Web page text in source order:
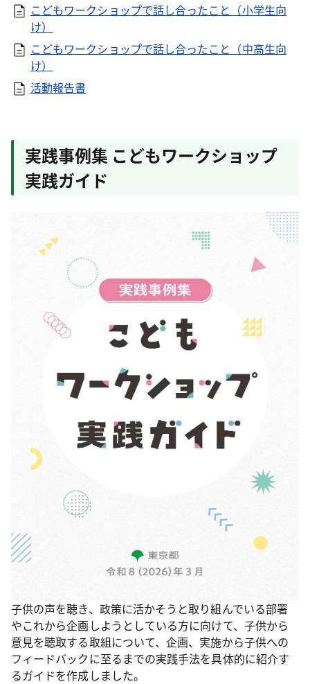
こどもワークショップで話し合ったこと（小学生向
け）
こどもワークショップで話し合ったこと（中高生向
け）
活動報告書
実践事例集 こどもワークショップ
実践ガイド
子供の声を聴き、政策に活かそうと取り組んでいる部署
やこれから企画しようとしている方に向けて、子供から
意見を聴取する取組について、企画、実施から子供への
フィードバックに至るまでの実践手法を具体的に紹介す
るガイドを作成しました。